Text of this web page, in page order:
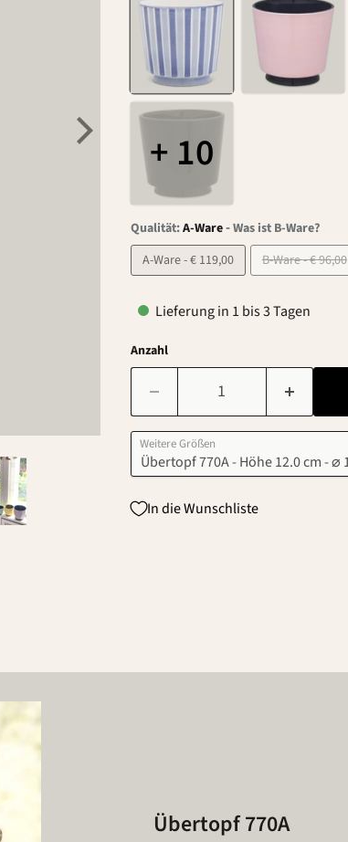
+ 10
Qualität:A-Ware-Was ist B-Ware?
A-Ware - € 119,00
B-Ware - € 96,00
Lieferung in 1 bis 3 Tagen
Anzahl
Weitere Größen
In die Wunschliste
Übertopf 770A